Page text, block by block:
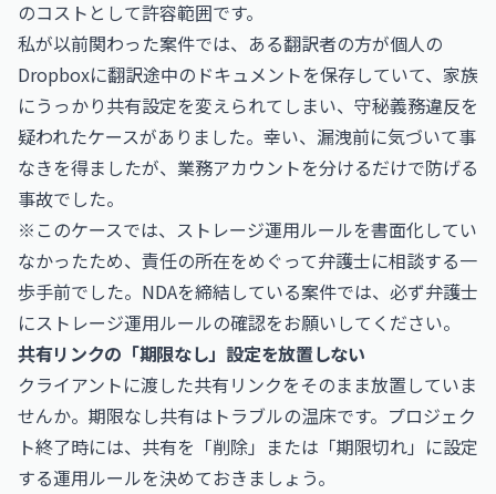
のコストとして許容範囲です。
私が以前関わった案件では、ある翻訳者の方が個人の
Dropboxに翻訳途中のドキュメントを保存していて、家族
にうっかり共有設定を変えられてしまい、守秘義務違反を
疑われたケースがありました。幸い、漏洩前に気づいて事
なきを得ましたが、業務アカウントを分けるだけで防げる
事故でした。
※このケースでは、ストレージ運用ルールを書面化してい
なかったため、責任の所在をめぐって弁護士に相談する一
歩手前でした。NDAを締結している案件では、必ず弁護士
にストレージ運用ルールの確認をお願いしてください。
共有リンクの「期限なし」設定を放置しない
クライアントに渡した共有リンクをそのまま放置していま
せんか。期限なし共有はトラブルの温床です。プロジェク
ト終了時には、共有を「削除」または「期限切れ」に設定
する運用ルールを決めておきましょう。